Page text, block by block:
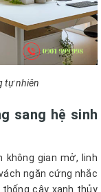
tự nhiên
sang hệ sinh
không gian mở, linh
ngăn cứng nhắc
cây xanh thủy